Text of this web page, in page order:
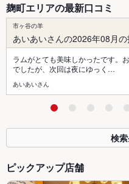
麹町エリアの最新口コミ
市ヶ谷の羊
あいあいさんの2026年08月
ラムがとても美味しかったです。
でしたが、次回は夜にゆっく…
あいあいさん
検
ピックアップ店舗